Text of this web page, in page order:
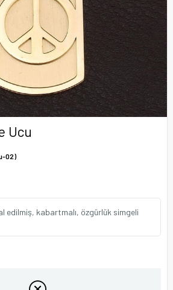
Ucu
02)
edilmiş, kabartmalı, özgürlük simgeli